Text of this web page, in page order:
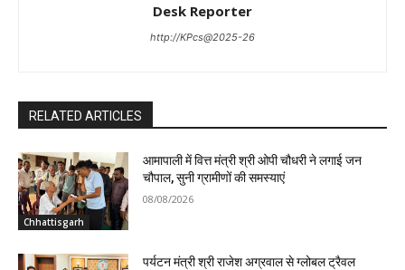
Desk Reporter
http://KPcs@2025-26
RELATED ARTICLES
Chhattisgarh
आमापाली में वित्त मंत्री श्री ओपी चौधरी ने लगाई जन
चौपाल, सुनी ग्रामीणों की समस्याएं
08/08/2026
पर्यटन मंत्री श्री राजेश अग्रवाल से ग्लोबल ट्रैवल